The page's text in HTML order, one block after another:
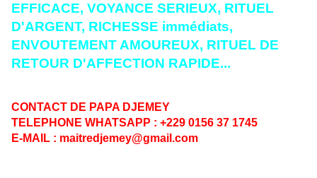
EFFICACE, VOYANCE SERIEUX, RITUEL
D'ARGENT, RICHESSE immédiats,
ENVOUTEMENT AMOUREUX, RITUEL DE
RETOUR D'AFFECTION RAPIDE...
CONTACT DE PAPA DJEMEY
TELEPHONE WHATSAPP : +229 0156 37 1745
E-MAIL : maitredjemey@gmail.com